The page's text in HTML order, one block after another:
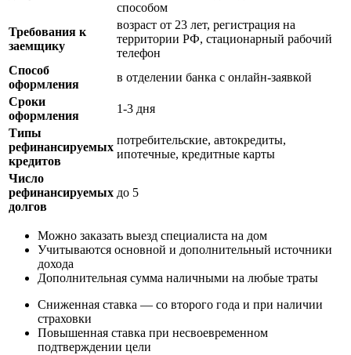
способом
Требования к
заемщику
возраст от 23 лет, регистрация на
территории РФ, стационарный рабочий
телефон
Способ
оформления
в отделении банка с онлайн-заявкой
Сроки
оформления
1-3 дня
Типы
рефинансируемых
кредитов
потребительские, автокредиты,
ипотечные, кредитные карты
Число
рефинансируемых
долгов
до 5
Можно заказать выезд специалиста на дом
Учитываются основной и дополнительный источники
дохода
Дополнительная сумма наличными на любые траты
Сниженная ставка — со второго года и при наличии
страховки
Повышенная ставка при несвоевременном
подтверждении цели